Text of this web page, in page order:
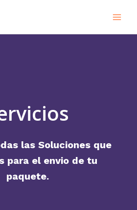
las Soluciones que
para el envio de tu
paquete.